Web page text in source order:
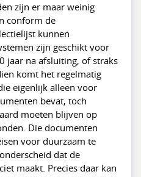
zijn er maar weinig
conform de
kunnen
zijn geschikt voor
jaar na afsluiting, of straks
komt het regelmatig
eigenlijk alleen voor
bevat, toch
moeten blijven op
Die documenten
voor duurzaam te
dat de
maakt. Precies daar kan